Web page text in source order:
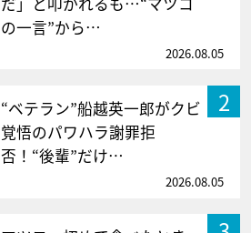
の一言”から…
2026.08.05
2
“ベテラン”船越英一郎がクビ
覚悟のパワハラ謝罪拒
否！“後輩”だけ…
2026.08.05